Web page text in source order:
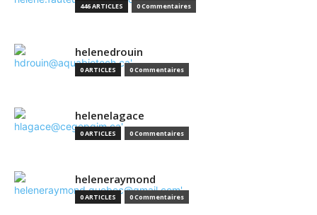
446 ARTICLES 0 Commentaires
helenedrouin
0 ARTICLES 0 Commentaires
helenelagace
0 ARTICLES 0 Commentaires
heleneraymond
0 ARTICLES 0 Commentaires